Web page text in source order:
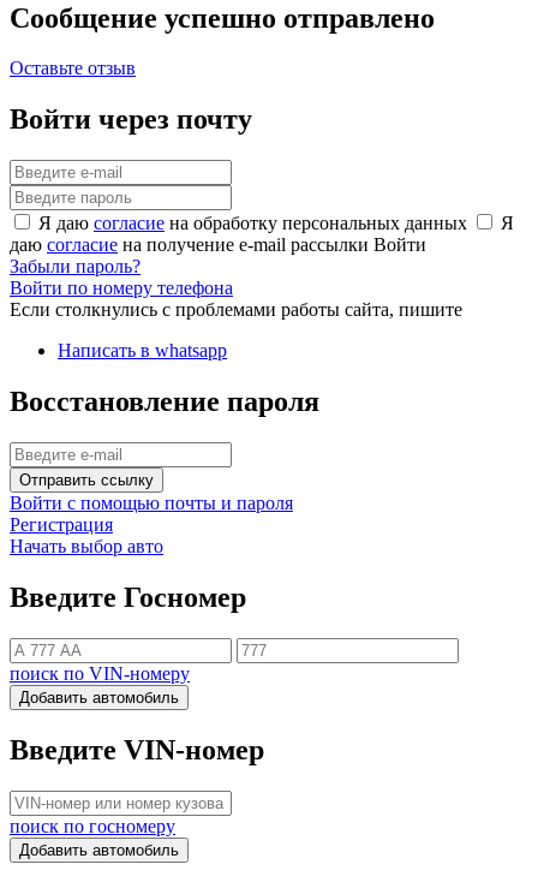
Сообщение успешно отправлено
Оставьте отзыв
Войти через почту
Я даю согласие на обработку персональных данных
Я
даю согласие на получение e-mail рассылки Войти
Забыли пароль?
Войти по номеру телефона
Если столкнулись с проблемами работы сайта, пишите
Написать в whatsapp
Восстановление пароля
Отправить ссылку
Войти с помощью почты и пароля
Регистрация
Начать выбор авто
Введите Госномер
поиск по VIN-номеру
Добавить автомобиль
Введите VIN-номер
поиск по госномеру
Добавить автомобиль